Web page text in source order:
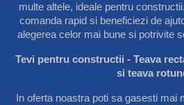
multe altele, ideale pentru
comanda rapid si beneficiezi de
alegerea celor mai bune si potrivite
Tevi pentru constructii - Teava
si teava
In oferta noastra poti sa gasesti mai